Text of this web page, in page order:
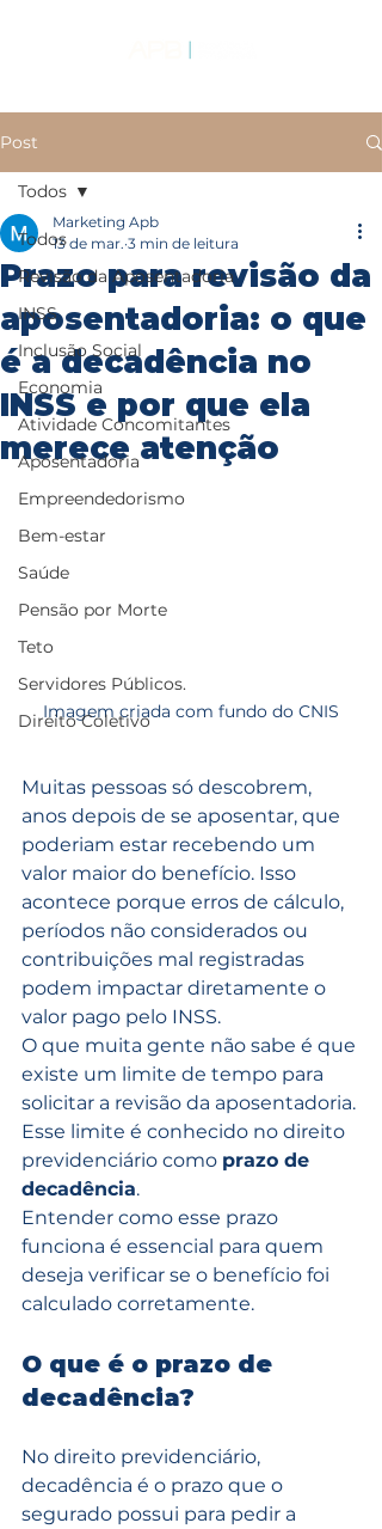
Post
Todos
Revisão da Aposentadoria
INSS
Inclusão Social
Economia
Atividade Concomitantes
Aposentadoria
Empreendedorismo
Bem-estar
Saúde
Pensão por Morte
Teto
Servidores Públicos.
Direito Coletivo
Todos
Prazo para revisão da
aposentadoria: o que
é a decadência no
INSS e por que ela
merece atenção
Marketing Apb
13 de mar. 3 min de leitura
Imagem criada com fundo do CNIS
Muitas pessoas só descobrem,
anos depois de se aposentar, que
poderiam estar recebendo um
valor maior do benefício. Isso
acontece porque erros de cálculo,
períodos não considerados ou
contribuições mal registradas
podem impactar diretamente o
valor pago pelo INSS.
O que muita gente não sabe é que
existe um limite de tempo para
solicitar a revisão da aposentadoria.
Esse limite é conhecido no direito
previdenciário como prazo de
decadência.
Entender como esse prazo
funciona é essencial para quem
deseja verificar se o benefício foi
calculado corretamente.
O que é o prazo de
decadência?
No direito previdenciário,
decadência é o prazo que o
segurado possui para pedir a